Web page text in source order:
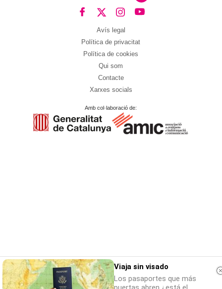
Avís legal
Política de privacitat
Política de cookies
Qui som
Contacte
Xarxes socials
Amb col·laboració de:
Viaja sin visado
Los pasaportes que más